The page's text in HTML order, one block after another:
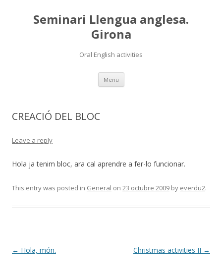
Seminari Llengua anglesa.
Girona
Oral English activities
Menu Skip
content
CREACIÓ DEL BLOC
Leave a reply
Hola ja tenim bloc, ara cal aprendre a fer-lo funcionar.
This entry was posted in General on 23 octubre 2009 by everdu2.
Post
← Hola, món. Christmas activities II →